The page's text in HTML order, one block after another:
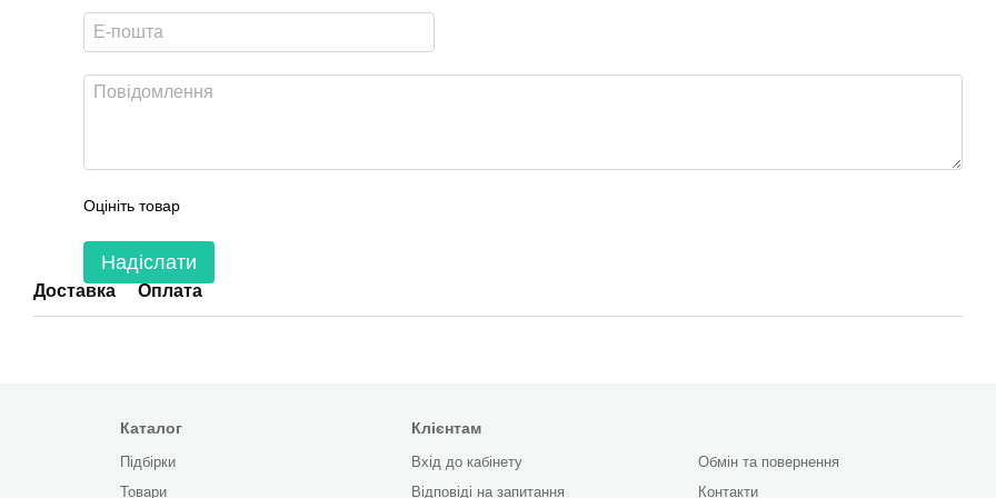
Оцініть товар
Надіслати
Доставка Оплата
Каталог
Підбірки
Товари
Клієнтам
Вхід до кабінету
Відповіді на запитання
Обмін та повернення
Контакти